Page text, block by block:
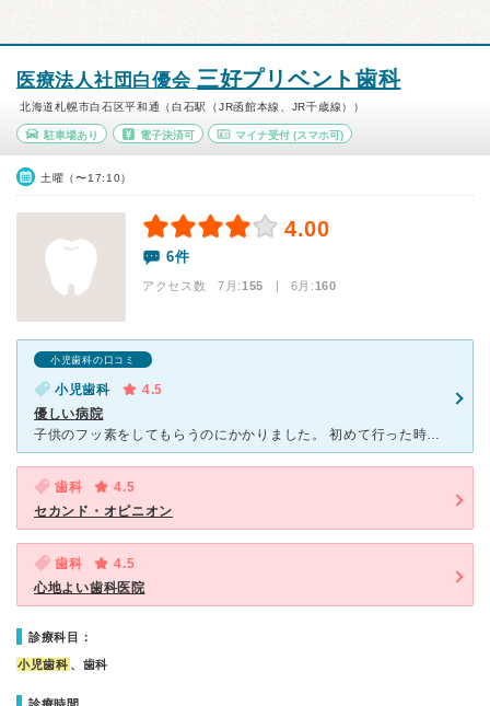
医療法人社団白優会 三好プリベント歯科
北海道札幌市白石区平和通（白石駅（JR函館本線、JR千歳線））
駐車場あり 電子決済可 マイナ受付 (スマホ可)
土曜（〜17:10）
4.00
6件
アクセス数 7月:155 | 6月:160
小児歯科の口コミ
小児歯科
4.5
優しい病院
子供のフッ素をしてもらうのにかかりました。 初めて行った時は細かく問診をしてくれました。 いつも優しく怖がらないように時間をかけて、優しく声をかけてくれ、3回目に行った時は子供自ら口を開けてくれま
歯科
4.5
セカンド・オピニオン
歯科
4.5
心地よい歯科医院
診療科目：
小児歯科 、歯科